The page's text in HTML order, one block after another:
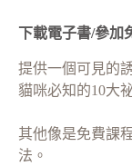
下載電子書/參加
提供一個可見的
貓咪必知的10大
其他像是免費課
法。